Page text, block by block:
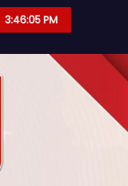
3:46:06 PM